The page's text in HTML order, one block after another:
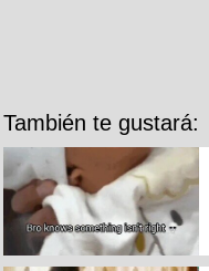
También te gustará: